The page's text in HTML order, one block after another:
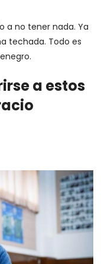
a no tener nada. Ya
techada. Todo es
a estos